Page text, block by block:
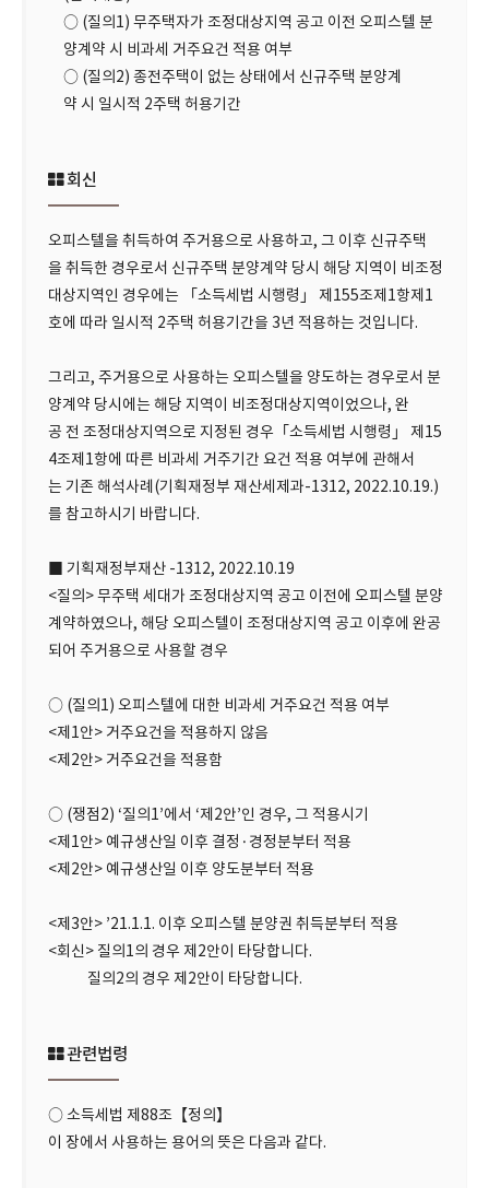
○ (질의1) 무주택자가 조정대상지역 공고 이전 오피스텔 분
양계약 시 비과세 거주요건 적용 여부
○ (질의2) 종전주택이 없는 상태에서 신규주택 분양계
약 시 일시적 2주택 허용기간
회신
오피스텔을 취득하여 주거용으로 사용하고, 그 이후 신규주택
을 취득한 경우로서 신규주택 분양계약 당시 해당 지역이 비조정
대상지역인 경우에는 「소득세법 시행령」 제155조제1항제1
호에 따라 일시적 2주택 허용기간을 3년 적용하는 것입니다.
그리고, 주거용으로 사용하는 오피스텔을 양도하는 경우로서 분
양계약 당시에는 해당 지역이 비조정대상지역이었으나, 완
공 전 조정대상지역으로 지정된 경우「소득세법 시행령」 제15
4조제1항에 따른 비과세 거주기간 요건 적용 여부에 관해서
는 기존 해석사례(기획재정부 재산세제과-1312, 2022.10.19.)
를 참고하시기 바랍니다.
■ 기획재정부재산 -1312, 2022.10.19
<질의> 무주택 세대가 조정대상지역 공고 이전에 오피스텔 분양
계약하였으나, 해당 오피스텔이 조정대상지역 공고 이후에 완공
되어 주거용으로 사용할 경우
○ (질의1) 오피스텔에 대한 비과세 거주요건 적용 여부
<제1안> 거주요건을 적용하지 않음
<제2안> 거주요건을 적용함
○ (쟁점2) ‘질의1’에서 ‘제2안’인 경우, 그 적용시기
<제1안> 예규생산일 이후 결정·경정분부터 적용
<제2안> 예규생산일 이후 양도분부터 적용
<제3안> ’21.1.1. 이후 오피스텔 분양권 취득분부터 적용
<회신> 질의1의 경우 제2안이 타당합니다.
질의2의 경우 제2안이 타당합니다.
관련법령
○ 소득세법 제88조【정의】
이 장에서 사용하는 용어의 뜻은 다음과 같다.